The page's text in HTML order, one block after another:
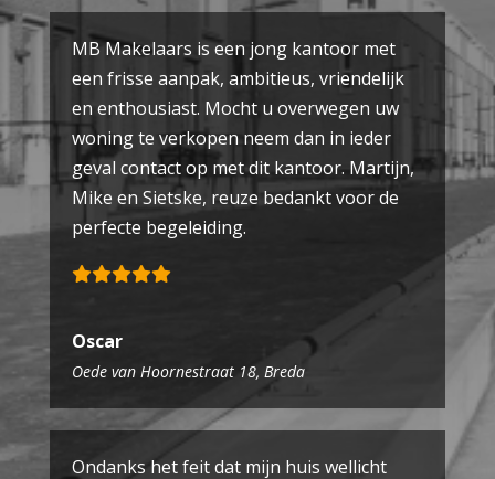
MB Makelaars is een jong kantoor met
een frisse aanpak, ambitieus, vriendelijk
en enthousiast. Mocht u overwegen uw
woning te verkopen neem dan in ieder
geval contact op met dit kantoor. Martijn,
Mike en Sietske, reuze bedankt voor de
perfecte begeleiding.
Oscar
Oede van Hoornestraat 18, Breda
Ondanks het feit dat mijn huis wellicht